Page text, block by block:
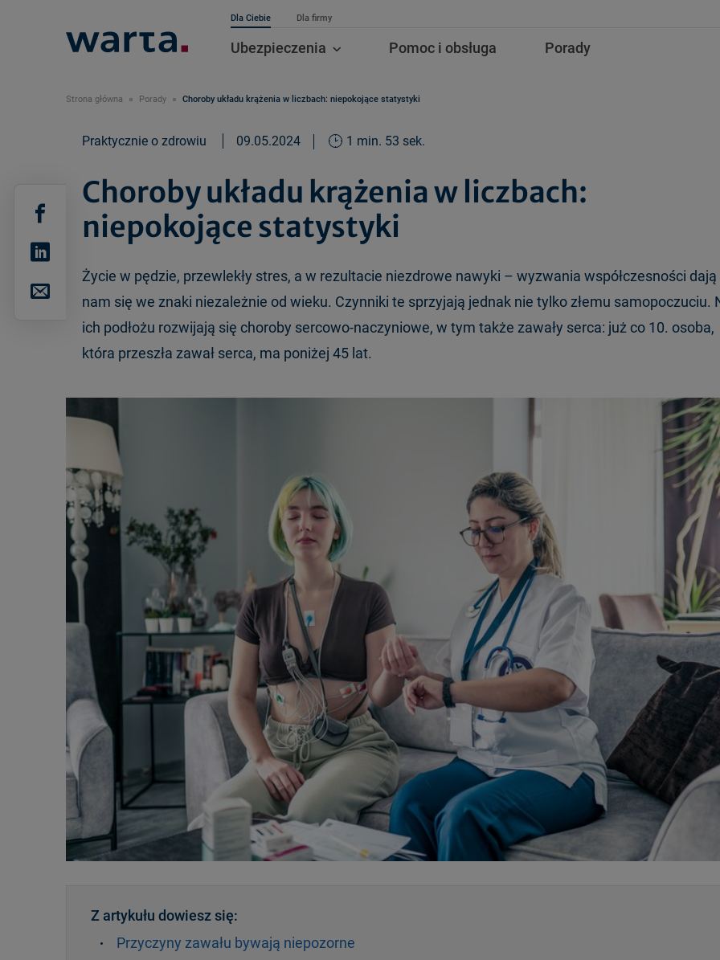
Dla Ciebie Dla firmy
Ubezpieczenia Pomoc i obsługa Porady
Strona główna Porady Choroby układu krążenia w liczbach: niepokojące statystyki
Praktycznie o zdrowiu 09.05.2024 1 min. 53 sek.
Choroby układu krążenia w liczbach:
niepokojące statystyki
Życie w pędzie, przewlekły stres, a w rezultacie niezdrowe nawyki – wyzwania współczesności dają
nam się we znaki niezależnie od wieku. Czynniki te sprzyjają jednak nie tylko złemu samopoczuciu.
ich podłożu rozwijają się choroby sercowo-naczyniowe, w tym także zawały serca: już co 10. osoba,
która przeszła zawał serca, ma poniżej 45 lat.
Z artykułu dowiesz się:
Przyczyny zawału bywają niepozorne